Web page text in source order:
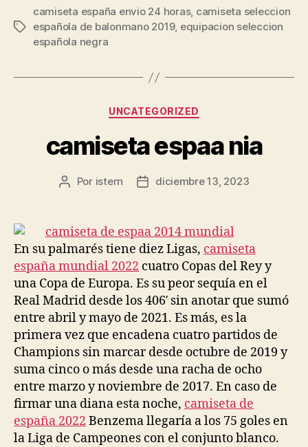
Etiquetas
camiseta españa envio 24 horas, camiseta seleccion
española de balonmano 2019, equipacion seleccion
española negra
Categorías
UNCATEGORIZED
camiseta espaa nia
Autor
entrada
Por istern
Fecha
entrada
diciembre 13, 2023
En su palmarés tiene diez Ligas, camiseta
españa mundial 2022 cuatro Copas del Rey y
una Copa de Europa. Es su peor sequía en el
Real Madrid desde los 406′ sin anotar que sumó
entre abril y mayo de 2021. Es más, es la
primera vez que encadena cuatro partidos de
Champions sin marcar desde octubre de 2019 y
suma cinco o más desde una racha de ocho
entre marzo y noviembre de 2017. En caso de
firmar una diana esta noche, camiseta de
españa 2022 Benzema llegaría a los 75 goles en
la Liga de Campeones con el conjunto blanco.